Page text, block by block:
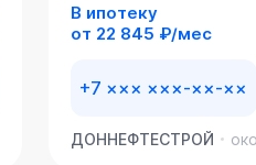
В ипотеку
от 22 845 ₽/мес
+7 ××× ×××-××-××
ДОННЕФТЕСТРОЙ